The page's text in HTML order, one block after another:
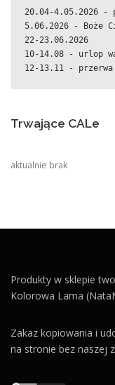
20.04-4.05.2026 -
5.06.2026 - Boże
22-23.06.2026
10-14.08 - urlop
12-13.11 -
Trwające CALe
aktualnie brak
Produkty w sklepie
Kolorowa Lama
Zakaz kopiowania i
na stronie bez naszej